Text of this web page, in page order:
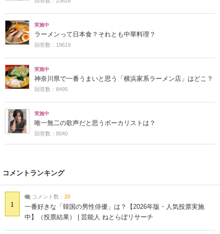
実施中
ラーメンって日本食？それとも中華料理？
回答数：19619
実施中
神奈川県で一番うまいと思う「横浜家系ラーメン店」はどこ？
回答数：8495
実施中
唯一無二の歌声だと思うボーカリストは？
回答数：8040
コメントランキング
1
コメント数： 20
一番好きな「韓国の男性俳優」は？【2026年版・人気投票実施
中】（投票結果） | 芸能人 ねとらぼリサーチ